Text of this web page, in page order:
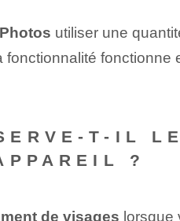
utiliser une
T-IL
?
de visages